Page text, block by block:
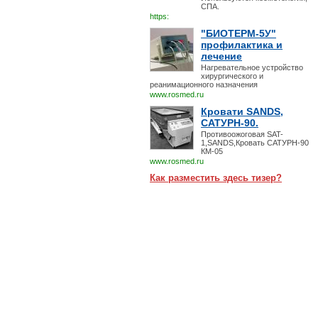
СПА.
https:
"БИОТЕРМ-5У"
профилактика и
лечение
Нагревательное устройство
хирургического и
реанимационного назначения
www.rosmed.ru
Кровати SANDS,
САТУРН-90.
Противоожоговая SAT-
1,SANDS,Кровать САТУРН-90
КМ-05
www.rosmed.ru
Как разместить здесь тизер?